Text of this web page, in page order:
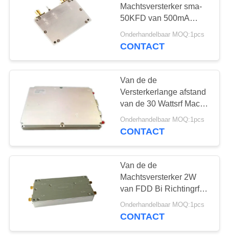
COFDM-Module
Minicofdm-Zender
19
Machtsversterker sma-
50KFD van 500mA
27dB 0.5W rf
Onderhandelbaar MOQ:1pcs
CONTACT
Van de de
Versterkerlange afstand
van de 30 Wattsrf Macht
de Transmissie
Frequentie Aangepaste
Onderhandelbaar MOQ:1pcs
CONTACT
Van de de
Machtsversterker 2W
van FDD Bi Richtingrf
Interfacetype -7dB sma-
50KFD Inputniveau
Onderhandelbaar MOQ:1pcs
CONTACT